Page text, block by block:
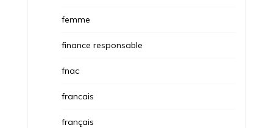
femme
finance responsable
fnac
francais
français